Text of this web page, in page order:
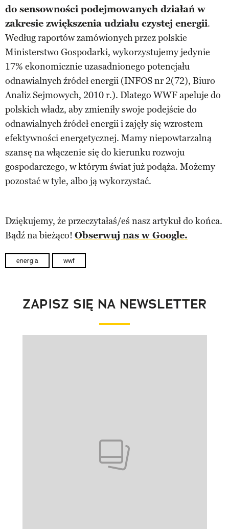
do sensowności podejmowanych działań w
zakresie zwiększenia udziału czystej energii.
Według raportów zamówionych przez polskie
Ministerstwo Gospodarki, wykorzystujemy jedynie
17% ekonomicznie uzasadnionego potencjału
odnawialnych źródeł energii (INFOS nr 2(72), Biuro
Analiz Sejmowych, 2010 r.). Dlatego WWF apeluje do
polskich władz, aby zmieniły swoje podejście do
odnawialnych źródeł energii i zajęły się wzrostem
efektywności energetycznej. Mamy niepowtarzalną
szansę na włączenie się do kierunku rozwoju
gospodarczego, w którym świat już podąża. Możemy
pozostać w tyle, albo ją wykorzystać.
Dziękujemy, że przeczytałaś/eś nasz artykuł do końca.
Bądź na bieżąco! Obserwuj nas w Google.
energia wwf
ZAPISZ SIĘ NA NEWSLETTER